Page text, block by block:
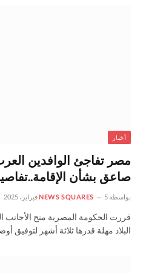
أخبار
مصر تفاجئ الوافدين
صاعق بشأن
بواسطة NEWS SQUARES 5 فبراير، 2025
قررت الحكومة المصرية منح الأجانب
البلاد مهلة قدرها ثلاثة أشهر لتوفيق